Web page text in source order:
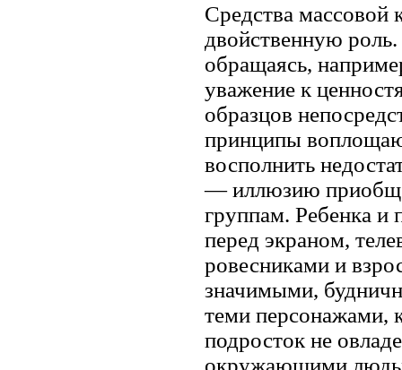
Средства массовой
двойственную
обращаясь,
уважение к
образцов
принципы
восполнить
— иллюзию
группам. Ребенка и
перед экраном,
ровесниками и
значимыми,
теми персонажами,
подросток не
окружающими